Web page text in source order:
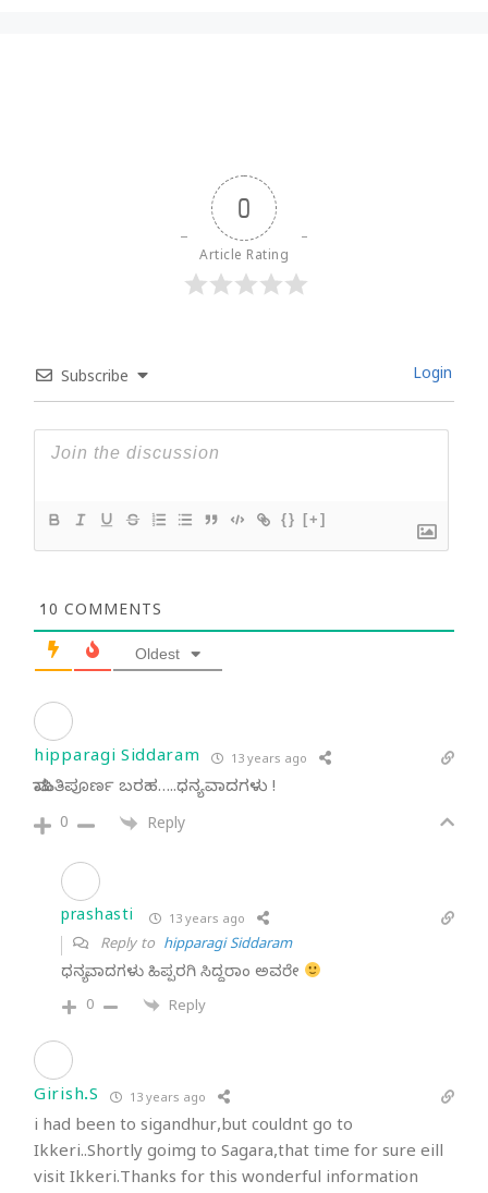
0
Article Rating
Subscribe Login
{} [+]
10 COMMENTS
Oldest
hipparagi Siddaram 13 years ago
ಮಾಹಿತಿಪೂರ್ಣ ಬರಹ…..ಧನ್ಯವಾದಗಳು !
0 Reply
prashasti 13 years ago
Reply to hipparagi Siddaram
ಧನ್ಯವಾದಗಳು ಹಿಪ್ಪರಗಿ ಸಿದ್ದರಾಂ ಅವರೇ
0 Reply
Girish.S 13 years ago
i had been to sigandhur,but couldnt go to
Ikkeri..Shortly goimg to Sagara,that time for sure eill
visit Ikkeri.Thanks for this wonderful information